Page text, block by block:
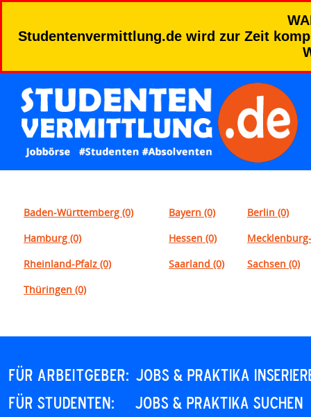
Studentenvermittlung.de wird zur Zeit
Baden-Württemberg (0) Bayern (0)
Berlin (0)
Hamburg (0)
Hessen (0)
Rheinland-Pfalz (0)
Saarland (0)
Sachsen (0)
Thüringen (0)
Für Arbeitgeber: JOBS & PRAKTIKA
Für STUDENTEN:
JOBS & PRAKTIKA SUCHEN